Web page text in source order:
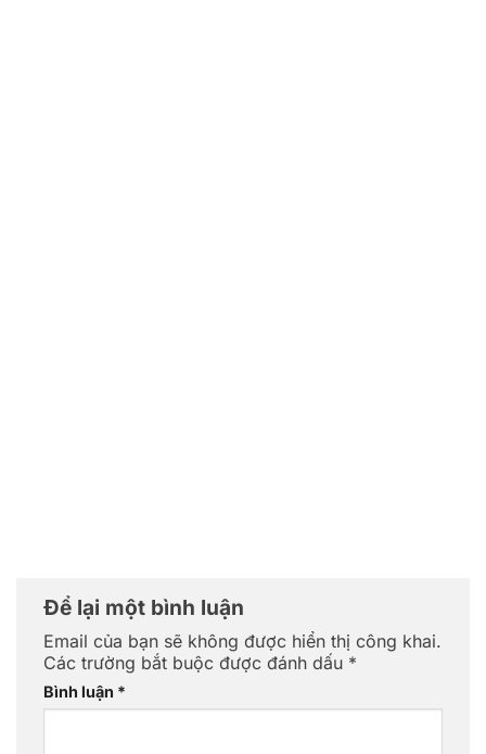
Để lại một bình luận
Email của bạn sẽ không được hiển thị công khai.
Các trường bắt buộc được đánh dấu *
Bình luận *